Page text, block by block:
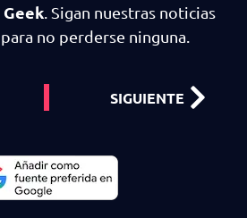
Geek. Sigan nuestras noticias
para no perderse ninguna.
SIGUIENTE